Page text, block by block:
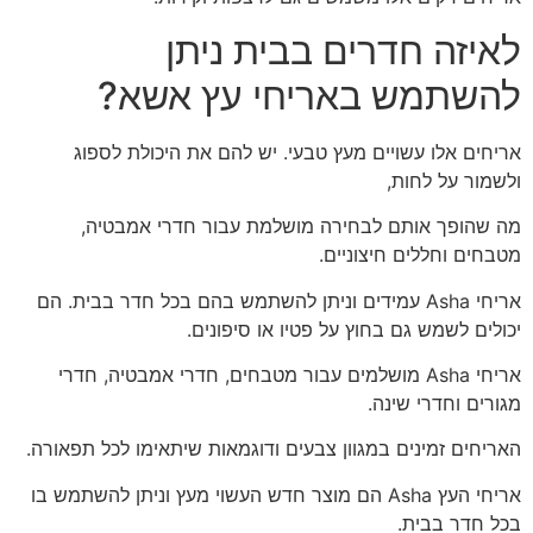
לאיזה חדרים בבית ניתן
להשתמש באריחי עץ אשא?
אריחים אלו עשויים מעץ טבעי. יש להם את היכולת לספוג
ולשמור על לחות,
מה שהופך אותם לבחירה מושלמת עבור חדרי אמבטיה,
מטבחים וחללים חיצוניים.
אריחי Asha עמידים וניתן להשתמש בהם בכל חדר בבית. הם
יכולים לשמש גם בחוץ על פטיו או סיפונים.
אריחי Asha מושלמים עבור מטבחים, חדרי אמבטיה, חדרי
מגורים וחדרי שינה.
האריחים זמינים במגוון צבעים ודוגמאות שיתאימו לכל תפאורה.
אריחי העץ Asha הם מוצר חדש העשוי מעץ וניתן להשתמש בו
בכל חדר בבית.